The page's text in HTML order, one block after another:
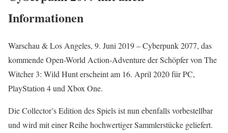
Informationen
Warschau & Los Angeles, 9. Juni 2019 – Cyberpunk 2077, das
kommende Open-World Action-Adventure der Schöpfer von The
Witcher 3: Wild Hunt erscheint am 16. April 2020 für PC,
PlayStation 4 und Xbox One.
Die Collector’s Edition des Spiels ist nun ebenfalls vorbestellbar
und wird mit einer Reihe hochwertiger Sammlerstücke geliefert.